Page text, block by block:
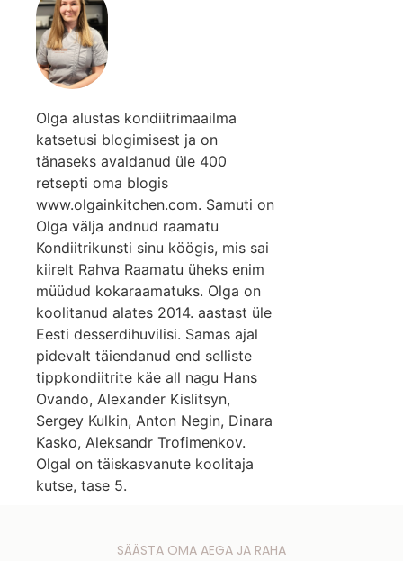
Olga alustas kondiitrimaailma
katsetusi blogimisest ja on
tänaseks avaldanud üle 400
retsepti oma blogis
www.olgainkitchen.com. Samuti on
Olga välja andnud raamatu
Kondiitrikunsti sinu köögis, mis sai
kiirelt Rahva Raamatu üheks enim
müüdud kokaraamatuks. Olga on
koolitanud alates 2014. aastast üle
Eesti desserdihuvilisi. Samas ajal
pidevalt täiendanud end selliste
tippkondiitrite käe all nagu Hans
Ovando, Alexander Kislitsyn,
Sergey Kulkin, Anton Negin, Dinara
Kasko, Aleksandr Trofimenkov.
Olgal on täiskasvanute koolitaja
kutse, tase 5.
SÄÄSTA OMA AEGA JA RAHA